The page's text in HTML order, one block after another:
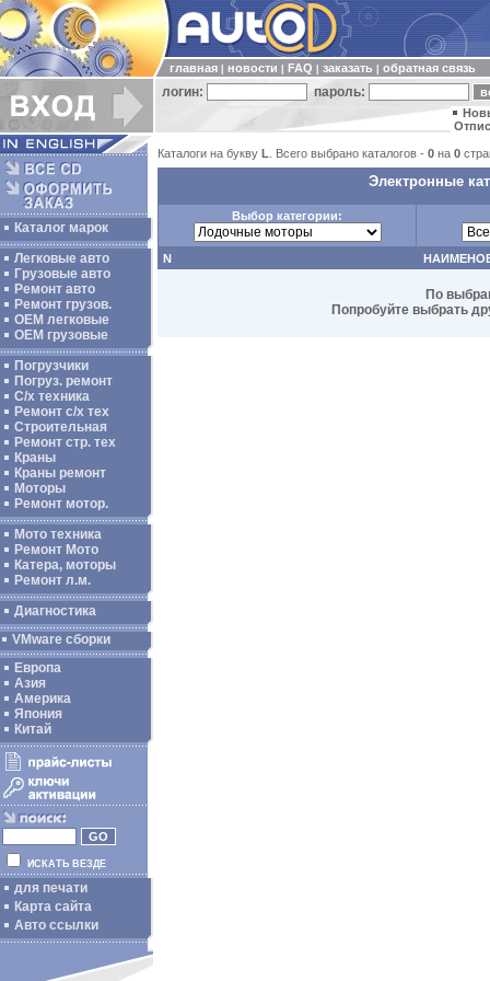
главная новости FAQ заказать обратная связь
логин: пароль:
Каталог марок
Легковые авто
Грузовые авто
Ремонт авто
Ремонт грузов.
ОЕМ легковые
OEM грузовые
Погрузчики
Погруз. ремонт
С/х техника
Ремонт с/х тех
Строительная
Ремонт стр. тех
Краны
Краны ремонт
Моторы
Ремонт мотор.
Мото техника
Ремонт Мото
Катера, моторы
Ремонт л.м.
Диагностика
VMware сборки
Европа
Азия
Америка
Япония
Китай
ИСКАТЬ ВЕЗДЕ
для печати
Карта сайта
Авто ссылки
Каталоги на букву L . Всего выбрано каталогов - 0 на 0
Электронные
Выбор категории:
N
По
Попробуйте выбрать